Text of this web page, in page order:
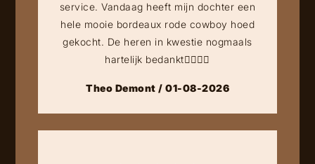
service. Vandaag heeft mijn dochter een
hele mooie bordeaux rode cowboy hoed
gekocht. De heren in kwestie nogmaals
hartelijk bedankt👍🏻👍🏻
Theo Demont / 01-08-2026